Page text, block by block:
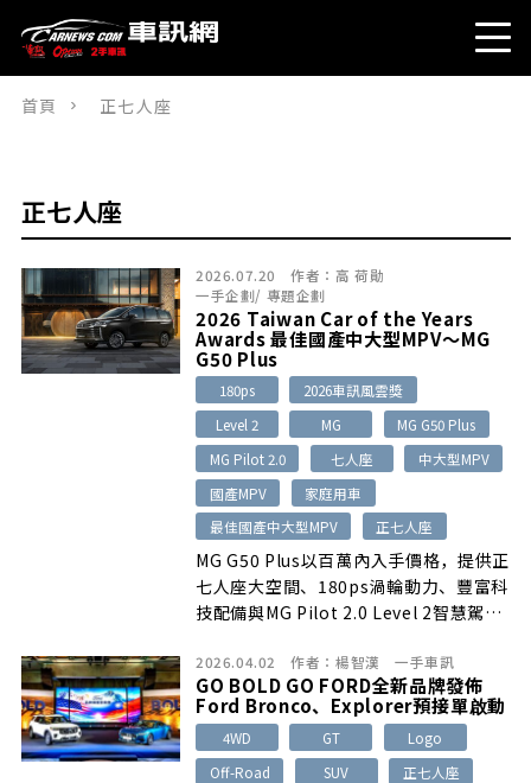
首頁 正七人座
正七人座
2026.07.20 作者： 高 荷勛
一手企劃/ 專題企劃
2026 Taiwan Car of the Years
Awards 最佳國產中大型MPV～MG
G50 Plus
180ps
2026車訊風雲獎
Level 2
MG
MG G50 Plus
MG Pilot 2.0
七人座
中大型MPV
國產MPV
家庭用車
最佳國產中大型MPV
正七人座
MG G50 Plus以百萬內入手價格，提供正
七人座大空間、180ps渦輪動力、豐富科
技配備與MG Pilot 2.0 Level 2智慧駕駛
途旅行需求，並榮獲2026 Taiwan Car
of the Year車訊風雲獎「最佳國產中大
型MPV」肯定。
2026.04.02 作者： 楊智漢 一手車訊
GO BOLD GO FORD全新品牌發佈
Ford Bronco、Explorer預接單啟動
4WD GT
Logo
Off-Road
SUV
正七人座